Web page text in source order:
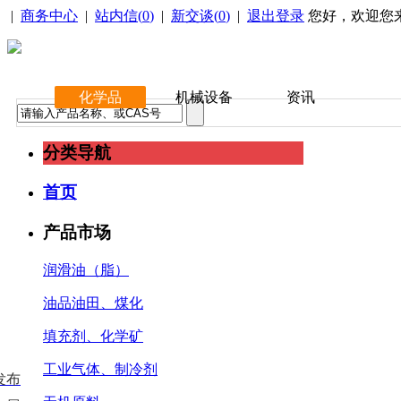
| 商务中心 | 站内信(0) | 新交谈(0) | 退出登录 您好，欢迎您
化学品 机械设备 资讯
分类导航
首页
产品市场
润滑油（脂）
油品油田、煤化
填充剂、化学矿
工业气体、制冷剂
布